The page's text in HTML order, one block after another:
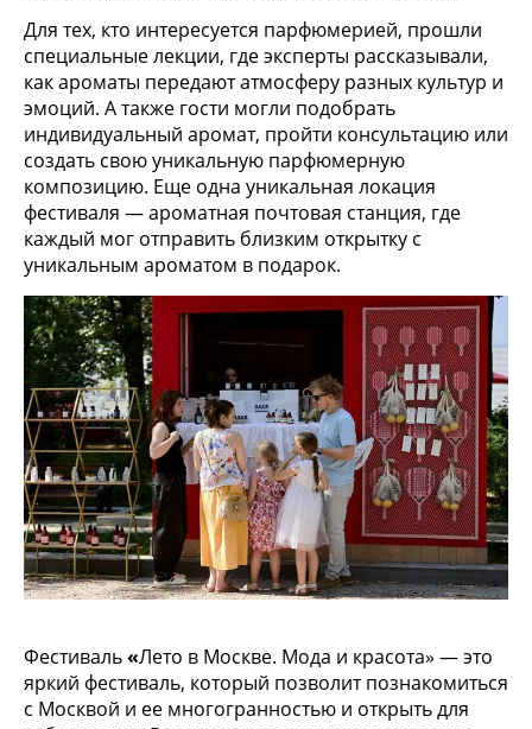
Для тех, кто интересуется парфюмерией, прошли
специальные лекции, где эксперты рассказывали,
как ароматы передают атмосферу разных культур и
эмоций. А также гости могли подобрать
индивидуальный аромат, пройти консультацию или
создать свою уникальную парфюмерную
композицию. Еще одна уникальная локация
фестиваля — ароматная почтовая станция, где
каждый мог отправить близким открытку с
уникальным ароматом в подарок.
Фестиваль«Лето в Москве. Мода и красота» — это
яркий фестиваль, который позволит познакомиться
с Москвой и ее многогранностью и открыть для